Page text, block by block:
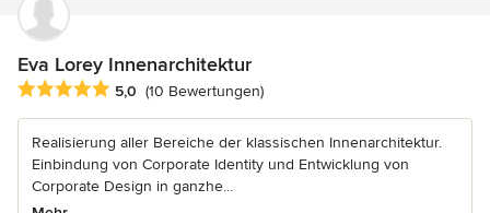
Eva Lorey Innenarchitektur
Durchschnittliche Bewertung: 5 von 5 Sternen
5,0 (10 Bewertungen)
Realisierung aller Bereiche der klassischen Innenarchitektur.
Einbindung von Corporate Identity und Entwicklung von
Corporate Design in ganzhe...